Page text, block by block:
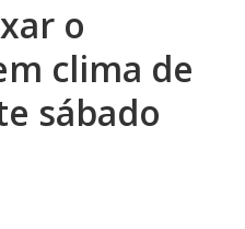
o
clima de
sábado